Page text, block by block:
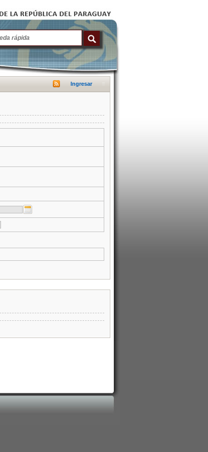
Ingresar